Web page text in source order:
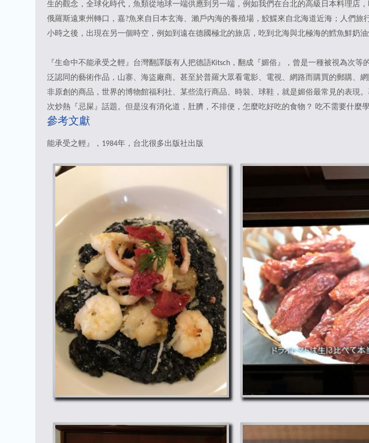
生的觀念，全球化時代，魚類從地球一端供應到另一端，例如我們在台北的高級日本料理店
俄羅斯遠東州轉口，嘉?魚來自日本玄海、瀨戶內海的養殖場，鮫鰈來自北海道近海；人們
小時之後，出現在另一個時空，例如到遠在德國極北的旅店，吃到北海與北極海的鱈魚鮮奶油
『生命中不能承受之輕』台灣翻譯版有人把德語Kitsch，翻成『媚俗』，曾是一種被視為次
泛認同的藝術作品，山寨、海盜廠商。甚至於普羅大眾看電影、電視、網路而購買的郵購、
非原創的商品，世界的博物館福利社、某些流行商品、時裝、球鞋，就是媚俗最常見的表現。
次炒熱『忌屎』話題。但是沒有消化道，肚臍，不排便，怎麼吃好吃的食物？ 吃不需要什麼
參考文獻
能承受之輕』，1984年，台北很多出版社出版